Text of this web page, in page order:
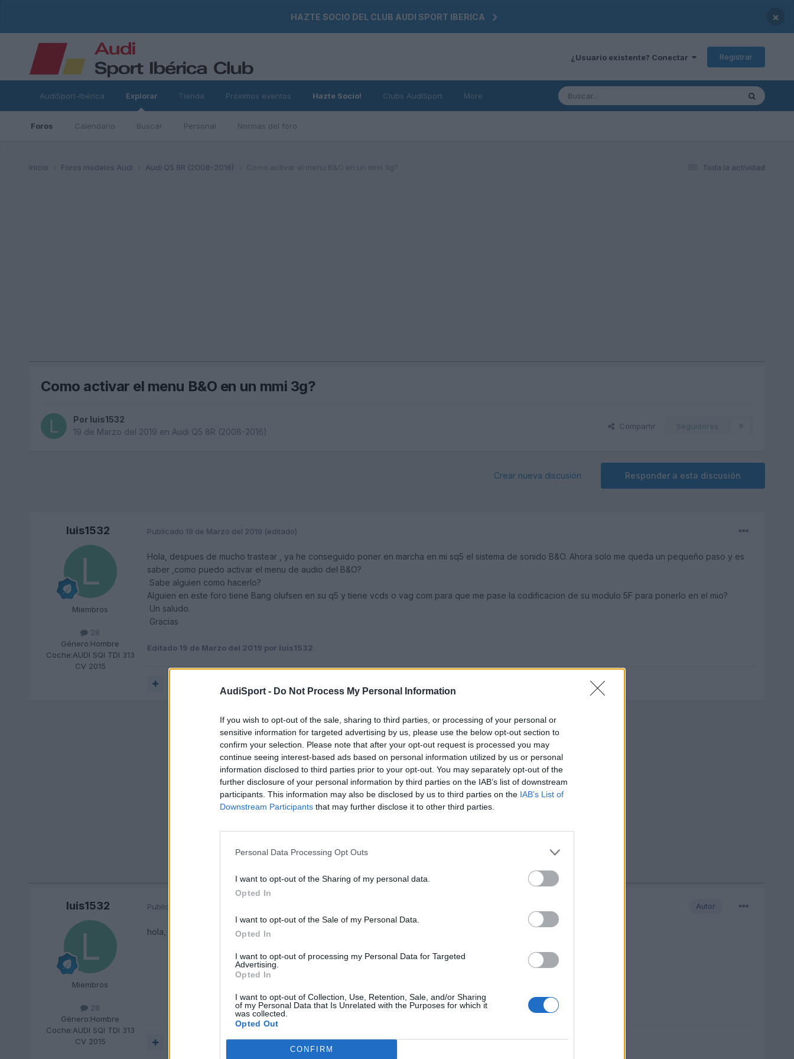
AudiSport - Do Not Process My Personal Information
If you wish to opt-out of the sale, sharing to third parties, or processing of your personal or
sensitive information for targeted advertising by us, please use the below opt-out section to
confirm your selection. Please note that after your opt-out request is processed you may
continue seeing interest-based ads based on personal information utilized by us or personal
information disclosed to third parties prior to your opt-out. You may separately opt-out of the
further disclosure of your personal information by third parties on the IAB’s list of downstream
participants. This information may also be disclosed by us to third parties on the IAB’s List of
Downstream Participants that may further disclose it to other third parties.
Personal Data Processing Opt Outs
I want to opt-out of the Sharing of my personal data.
Opted In
I want to opt-out of the Sale of my Personal Data.
Opted In
I want to opt-out of processing my Personal Data for Targeted
Advertising.
Opted In
I want to opt-out of Collection, Use, Retention, Sale, and/or Sharing
of my Personal Data that Is Unrelated with the Purposes for which it
was collected.
Opted Out
CONFIRM
HAZTE SOCIO DEL CLUB AUDI SPORT IBERICA ×
¿Usuario existente? Conectar Registrar
AudiSport-Ibérica Explorar
Foros Calendario Buscar Personal Normas del foro
Tienda Próximos eventos Hazte Socio! Clubs AudiSport More
Toda la actividad
Inicio Foros modelos Audi Audi Q5 8R (2008-2016)
Como activar el menu B&O en un mmi 3g?
Por luis1532
19 de Marzo del 2019 en Audi Q5 8R (2008-2016)
Compartir Seguidores 0
Responder a esta discusión
Crear nueva discusión
luis1532
Miembros
28
Género:Hombre
Coche:AUDI SQI TDI 313
CV 2015
Publicado 19 de Marzo del 2019 (editado)
Hola, despues de mucho trastear , ya he conseguido poner en marcha en mi sq5 el sistema de sonido B&O. Ahora solo me queda un pequeño paso y es
saber ,como puedo activar el menu de audio del B&O?
Sabe alguien como hacerlo?
Alguien en este foro tiene Bang olufsen en su q5 y tiene vcds o vag com para que me pase la codificacion de su modulo 5F para ponerlo en el mio?
Un saludo.
Gracias
Editado 19 de Marzo del 2019 por luis1532
luis1532
Miembros
28
Género:Hombre
Coche:AUDI SQI TDI 313
CV 2015
Autor
Publicado
hola, como nadie lo hace me autocontesto yo. ya he conseguido la codificacion correcta y ya funciona todo. gracias.